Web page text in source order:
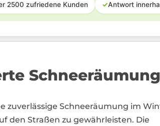
2500 zufriedene Kunden ✓Antwort
zuverlässige Schneeräumung im
den Straßen zu gewährleisten. Die